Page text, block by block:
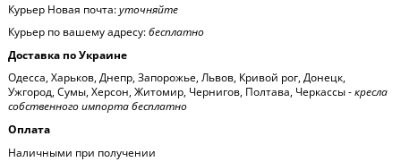
Курьер Новая почта:уточняйте
Курьер по вашему адресу:бесплатно
Доставка по Украине
Одесса, Харьков, Днепр, Запорожье, Львов, Кривой рог, Донецк,
Ужгород, Сумы, Херсон, Житомир, Чернигов, Полтава, Черкассы -кресла
собственного импорта бесплатно
Оплата
Наличными при получении